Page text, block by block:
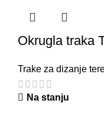
Okrugla traka
Trake za dizanje
Na stanju